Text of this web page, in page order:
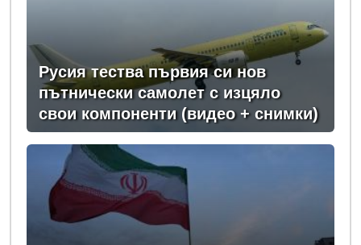
Русия тества първия си нов
пътнически самолет с изцяло
свои компоненти (видео + снимки)